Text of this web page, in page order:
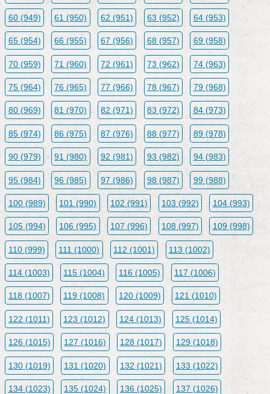
60 (949) 61 (950) 62 (951) 63 (952) 64 (953)
65 (954) 66 (955) 67 (956) 68 (957) 69 (958)
70 (959) 71 (960) 72 (961) 73 (962) 74 (963)
75 (964) 76 (965) 77 (966) 78 (967) 79 (968)
80 (969) 81 (970) 82 (971) 83 (972) 84 (973)
85 (974) 86 (975) 87 (976) 88 (977) 89 (978)
90 (979) 91 (980) 92 (981) 93 (982) 94 (983)
95 (984) 96 (985) 97 (986) 98 (987) 99 (988)
100 (989) 101 (990) 102 (991) 103 (992) 104 (993)
105 (994) 106 (995) 107 (996) 108 (997) 109 (998)
110 (999) 111 (1000) 112 (1001) 113 (1002)
114 (1003) 115 (1004) 116 (1005) 117 (1006)
118 (1007) 119 (1008) 120 (1009) 121 (1010)
122 (1011) 123 (1012) 124 (1013) 125 (1014)
126 (1015) 127 (1016) 128 (1017) 129 (1018)
130 (1019) 131 (1020) 132 (1021) 133 (1022)
134 (1023) 135 (1024) 136 (1025) 137 (1026)